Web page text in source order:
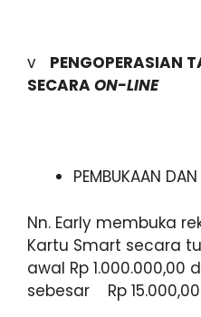
v PENGOPERASIAN
SECARAON-LINE
PEMBUKAAN
Nn. Early membuka
Kartu Smart secara
awal Rp
sebesar Rp 15.000,00